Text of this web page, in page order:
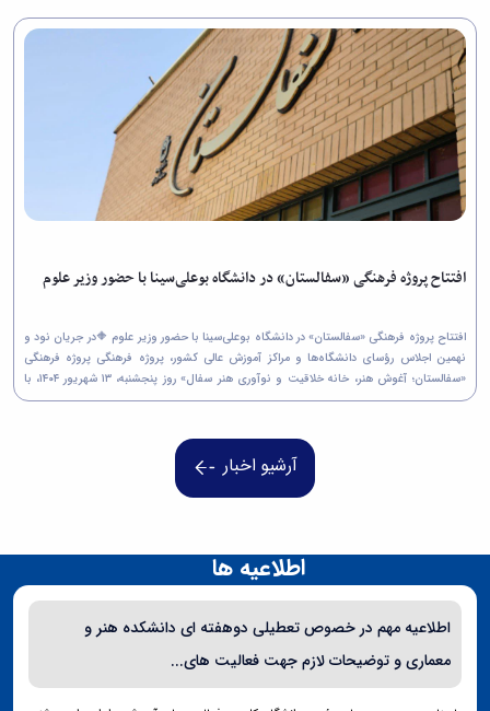
افتتاح پروژه فرهنگی «سفالستان» در دانشگاه بوعلی‌سینا با حضور وزیر علوم
افتتاح پروژه فرهنگی «سفالستان» در دانشگاه بوعلی‌سینا با حضور وزیر علوم 🔶در جریان نود و
نهمین اجلاس رؤسای دانشگاه‌ها و مراکز آموزش عالی کشور، پروژه فرهنگی پروژه فرهنگی
«سفالستان؛ آغوش هنر، خانه خلاقیت و نوآوری هنر سفال» روز پنجشنبه، ۱۳ شهریور ۱۴۰۴، با
حضور دکتر سیمایی صراف، وزیر علوم،...
آرشیو اخبار
اطلاعیه ها
اطلاعیه مهم در خصوص تعطیلی دوهفته ای دانشکده هنر و
معماری و توضیحات لازم جهت فعالیت های...